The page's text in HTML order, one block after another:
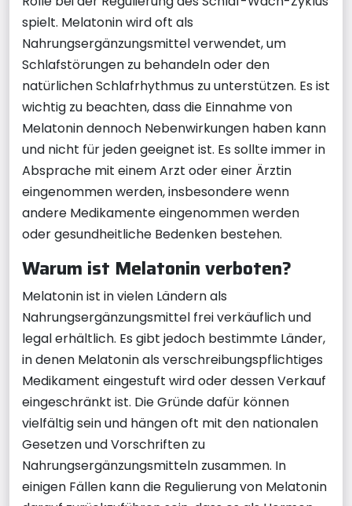
spielt. Melatonin wird oft als
Nahrungsergänzungsmittel verwendet, um
Schlafstörungen zu behandeln oder den
natürlichen Schlafrhythmus zu unterstützen. Es ist
wichtig zu beachten, dass die Einnahme von
Melatonin dennoch Nebenwirkungen haben kann
und nicht für jeden geeignet ist. Es sollte immer in
Absprache mit einem Arzt oder einer Ärztin
eingenommen werden, insbesondere wenn
andere Medikamente eingenommen werden
oder gesundheitliche Bedenken bestehen.
Warum ist Melatonin verboten?
Melatonin ist in vielen Ländern als
Nahrungsergänzungsmittel frei verkäuflich und
legal erhältlich. Es gibt jedoch bestimmte Länder,
in denen Melatonin als verschreibungspflichtiges
Medikament eingestuft wird oder dessen Verkauf
eingeschränkt ist. Die Gründe dafür können
vielfältig sein und hängen oft mit den nationalen
Gesetzen und Vorschriften zu
Nahrungsergänzungsmitteln zusammen. In
einigen Fällen kann die Regulierung von Melatonin